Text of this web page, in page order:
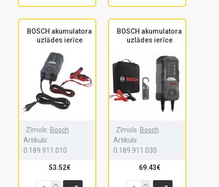
BOSCH akumulatora
uzlādes ierīce
Zīmols: Bosch
Artikuls:
0.189.911.010
53.52€
BOSCH akumulatora
uzlādes ierīce
Zīmols: Bosch
Artikuls:
0.189.911.030
69.43€